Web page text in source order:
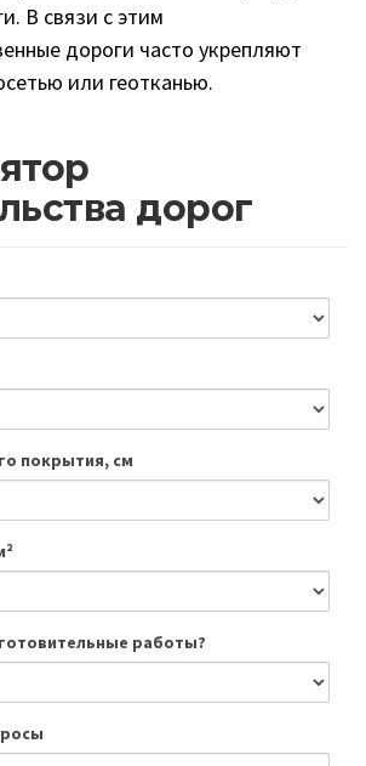
В связи с этим
дороги часто укрепляют
или геотканью.
дорог
покрытия, см
работы?